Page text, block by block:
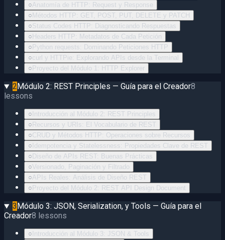
○Anatomía de HTTP: Request y Response
○ Métodos HTTP: GET, POST, PUT, DELETE y PATCH
○Status Codes HTTP: Diagnosticando Respuestas
○ Headers HTTP: Metadatos de Cada Petición
○ Python requests: Dominando Peticiones HTTP
○curl y HTTPie: Explorando APIs desde la Terminal
○ Proyecto del Módulo 1: HTTP Explorer
2 Módulo 2: REST Principles — Guía para el Creador8
lessons
○ Introducción al Módulo 2: REST Principles
○ Recursos y URIs: El Vocabulario de REST
○CRUD y Métodos HTTP: Operaciones sobre Recursos
○ Idempotencia y Statelessness: Propiedades Clave de REST
○ Diseño de APIs REST: Buenas Prácticas
○Versionado, Paginación y Filtrado
○APIs Reales: Análisis de Diseño REST
○ Proyecto del Módulo 2: REST API Design Document
3 Módulo 3: JSON, Serialization, y Tools — Guía para el
Creador8 lessons
○ Introducción al Módulo 3: JSON & Tools